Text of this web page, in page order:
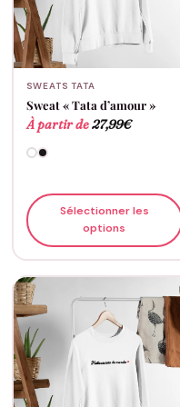
SWEATS TATA
Sweat « Tata d’amour »
À partir de27,99€
Sélectionner les
options